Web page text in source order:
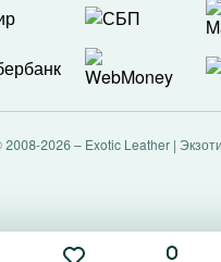
2026 – Exotic Leather |